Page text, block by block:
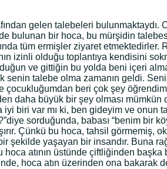
gelen talebeleri bulunmaktaydı.
bulunan bir hoca, bu mürşidin
tüm ermişler ziyaret etmektedirler.
izinli olduğu toplantıya kendisini
ve gittiğin bu yolda beni içeri
senin talebe olma zamanın geldi.
beri çok şey öğrendim.
daha büyük bir şey olması mümkün
biri var mı ki, ben gideyim ve onun
sorduğunda, babası “benim bir
Çünkü bu hoca, tahsil görmemiş,
yaşayan bir insandır. Buna
atının üstünde çiftliğinden başka
hoca atın üzerinden ona bakarak